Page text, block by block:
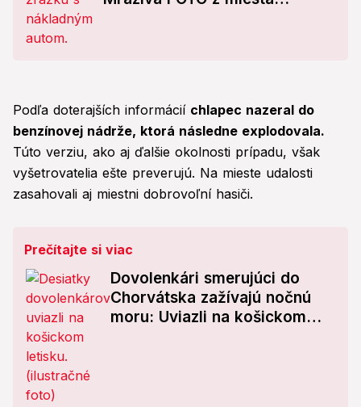
Podľa doterajších informácií chlapec nazeral do
benzínovej nádrže, ktorá následne explodovala.
Túto verziu, ako aj ďalšie okolnosti prípadu, však
vyšetrovatelia ešte preverujú. Na mieste udalosti
zasahovali aj miestni dobrovoľní hasiči.
Prečítajte si viac
Dovolenkári smerujúci do
Chorvátska zažívajú nočnú
moru: Uviazli na košickom